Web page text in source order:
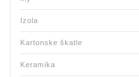
Izola
Kartonske škatle
Keramika